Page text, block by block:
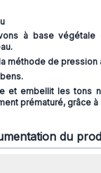
à base végétale
méthode de pression
et embellit les tons
prématuré, grâce
du